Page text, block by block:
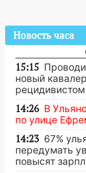
Новость часа
15:15
новый
рецидивистом
14:26 В
по улице
14:23 67%
передумать
повысят